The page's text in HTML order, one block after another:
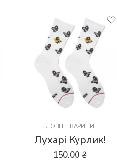
ДОВГІ, ТВАРИНИ
Лухарі Курлик!
150.00 ₴